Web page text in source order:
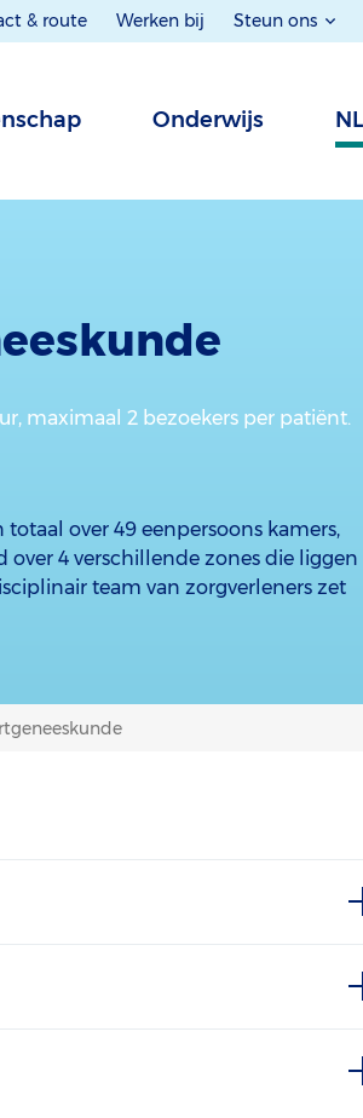
& route Werken bij Steun ons
Onderwijs NL
maximaal 2 bezoekers per patiënt.
over 49 eenpersoons kamers,
over 4 verschillende zones die liggen
team van zorgverleners zet